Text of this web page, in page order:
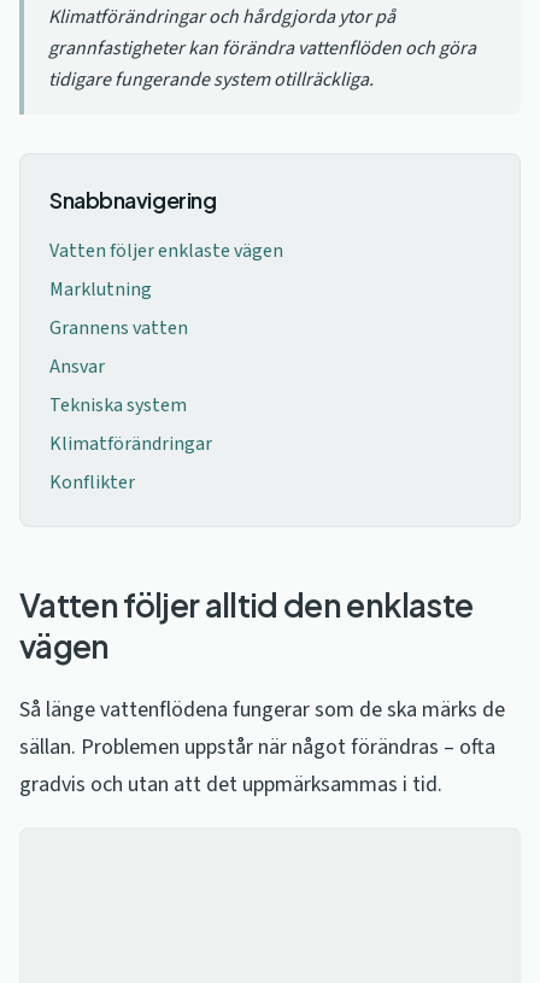
Klimatförändringar och hårdgjorda ytor på
grannfastigheter kan förändra vattenflöden och göra
tidigare fungerande system otillräckliga.
Snabbnavigering
Vatten följer enklaste vägen
Marklutning
Grannens vatten
Ansvar
Tekniska system
Klimatförändringar
Konflikter
Vatten följer alltid den enklaste
vägen
Så länge vattenflödena fungerar som de ska märks de
sällan. Problemen uppstår när något förändras – ofta
gradvis och utan att det uppmärksammas i tid.